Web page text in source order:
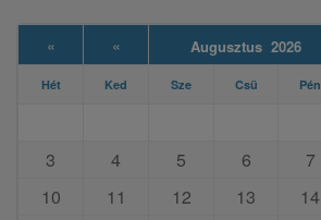
« « Augusztus 2026
Hét Ked Sze Csü Pén
3
4 5 6 7
10
11 12 13 14